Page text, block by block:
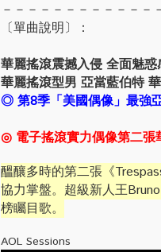
－－－－－－－－－－－－
〔單曲說明〕：
華麗搖滾震撼入侵 全面魅
華麗搖滾型男 亞當藍伯特
◎ 第8季「美國偶像」最強
◎ 電子搖滾實力偶像第二張
醞釀多時的第二張《
協力掌盤。超級新人王
榜矚目歌。
AOL Sessions